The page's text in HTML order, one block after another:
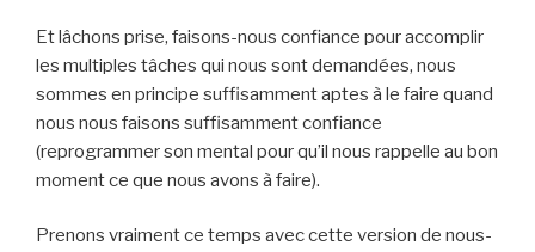
Et lâchons prise, faisons-nous confiance pour accomplir
les multiples tâches qui nous sont demandées, nous
sommes en principe suffisamment aptes à le faire quand
nous nous faisons suffisamment confiance
(reprogrammer son mental pour qu’il nous rappelle au bon
moment ce que nous avons à faire).
Prenons vraiment ce temps avec cette version de nous-